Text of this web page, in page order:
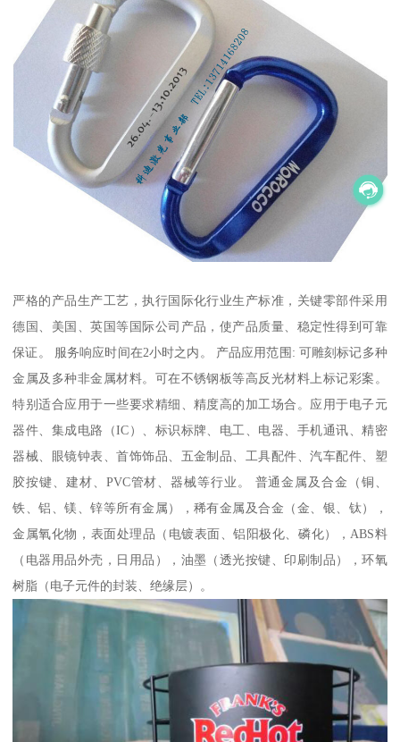
严格的产品生产工艺，执行国际化行业生产标准，关键零部件采用
德国、美国、英国等国际公司产品，使产品质量、稳定性得到可靠
保证。 服务响应时间在2小时之内。 产品应用范围: 可雕刻标记多种
金属及多种非金属材料。可在不锈钢板等高反光材料上标记彩案。
特别适合应用于一些要求精细、精度高的加工场合。应用于电子元
器件、集成电路（IC）、标识标牌、电工、电器、手机通讯、精密
器械、眼镜钟表、首饰饰品、五金制品、工具配件、汽车配件、塑
胶按键、建材、PVC管材、器械等行业。 普通金属及合金（铜、
铁、铝、镁、锌等所有金属），稀有金属及合金（金、银、钛），
金属氧化物，表面处理品（电镀表面、铝阳极化、磷化），ABS料
（电器用品外壳，日用品），油墨（透光按键、印刷制品），环氧
树脂（电子元件的封装、绝缘层）。